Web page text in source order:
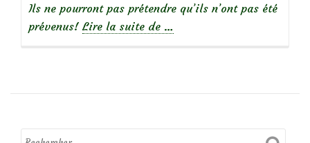
Ils ne pourront pas prétendre qu’ils n’ont pas été
prévenus! Lire la suite de
Chenille
et
…